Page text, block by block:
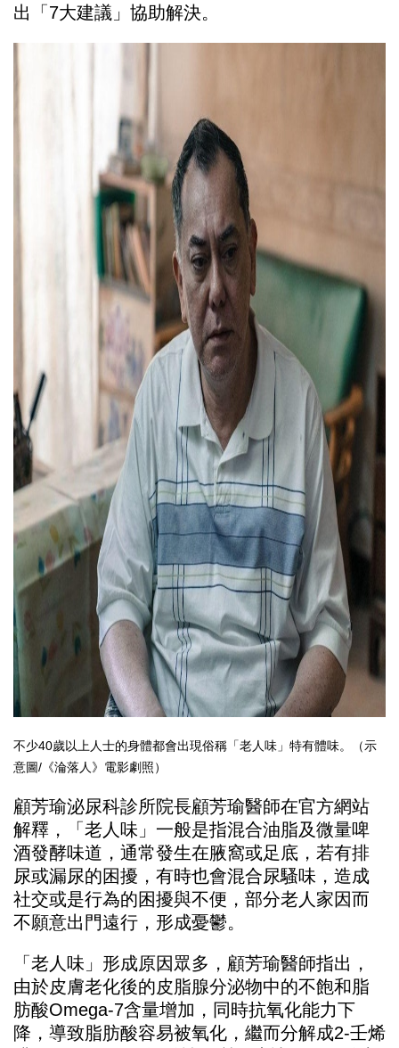
出「7大建議」協助解決。
不少40歲以上人士的身體都會出現俗稱「老人味」特有體味。（示
意圖/《淪落人》電影劇照）
顧芳瑜泌尿科診所院長顧芳瑜醫師在官方網站
解釋，「老人味」一般是指混合油脂及微量啤
酒發酵味道，通常發生在腋窩或足底，若有排
尿或漏尿的困擾，有時也會混合尿騷味，造成
社交或是行為的困擾與不便，部分老人家因而
不願意出門遠行，形成憂鬱。
「老人味」形成原因眾多，顧芳瑜醫師指出，
由於皮膚老化後的皮脂腺分泌物中的不飽和脂
肪酸Omega-7含量增加，同時抗氧化能力下
降，導致脂肪酸容易被氧化，繼而分解成2-壬烯